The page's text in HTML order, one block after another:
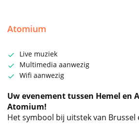
Atomium
Live muziek
Multimedia aanwezig
Wifi aanwezig
Uw evenement tussen Hemel en
Atomium!
Het symbool bij uitstek van Brussel